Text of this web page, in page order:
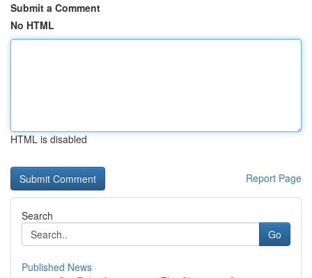
Submit a Comment
No HTML
HTML is disabled
Report Page
Search
Go
Published News